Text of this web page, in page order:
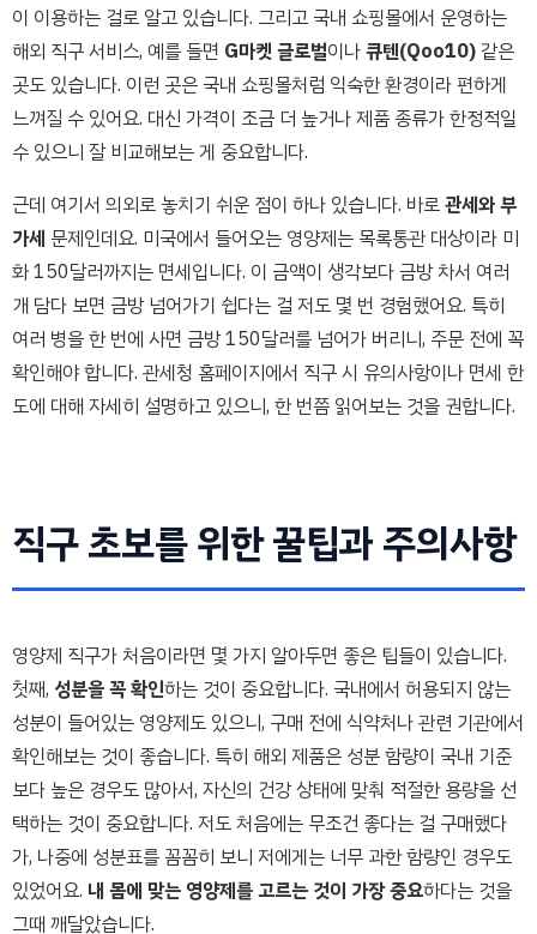
이 이용하는 걸로 알고 있습니다. 그리고 국내 쇼핑몰에서 운영하는
해외 직구 서비스, 예를 들면 G마켓 글로벌이나큐텐(Qoo10) 같은
곳도 있습니다. 이런 곳은 국내 쇼핑몰처럼 익숙한 환경이라 편하게
느껴질 수 있어요. 대신 가격이 조금 더 높거나 제품 종류가 한정적일
수 있으니 잘 비교해보는 게 중요합니다.
근데 여기서 의외로 놓치기 쉬운 점이 하나 있습니다. 바로관세와 부
가세 문제인데요. 미국에서 들어오는 영양제는 목록통관 대상이라 미
화 150달러까지는 면세입니다. 이 금액이 생각보다 금방 차서 여러
개 담다 보면 금방 넘어가기 쉽다는 걸 저도 몇 번 경험했어요. 특히
여러 병을 한 번에 사면 금방 150달러를 넘어가 버리니, 주문 전에 꼭
확인해야 합니다. 관세청 홈페이지에서 직구 시 유의사항이나 면세 한
도에 대해 자세히 설명하고 있으니, 한 번쯤 읽어보는 것을 권합니다.
직구 초보를 위한 꿀팁과 주의사항
영양제 직구가 처음이라면 몇 가지 알아두면 좋은 팁들이 있습니다.
첫째, 성분을 꼭 확인하는 것이 중요합니다. 국내에서 허용되지 않는
성분이 들어있는 영양제도 있으니, 구매 전에 식약처나 관련 기관에서
확인해보는 것이 좋습니다. 특히 해외 제품은 성분 함량이 국내 기준
보다 높은 경우도 많아서, 자신의 건강 상태에 맞춰 적절한 용량을 선
택하는 것이 중요합니다. 저도 처음에는 무조건 좋다는 걸 구매했다
가, 나중에 성분표를 꼼꼼히 보니 저에게는 너무 과한 함량인 경우도
있었어요. 내 몸에 맞는 영양제를 고르는 것이 가장 중요하다는 것을
그때 깨달았습니다.